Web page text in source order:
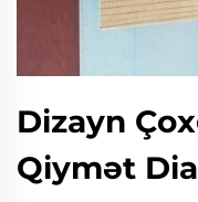
Dizayn
Qiymət